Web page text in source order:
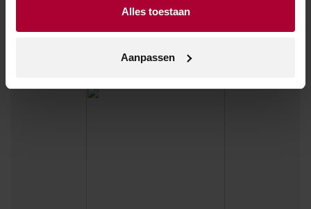
Alles toestaan
Aanpassen
Louis Jadot, Laurent-Perrier, William Fèvre,